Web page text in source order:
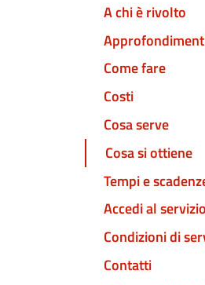
A chi è rivolto
Come fare
Costi
Cosa serve
Cosa si ottiene
Tempi e
Accedi al servizio
Condizioni di
Contatti